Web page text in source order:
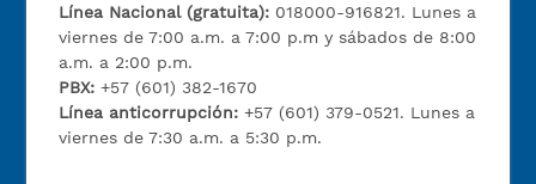
Línea Nacional (gratuita): 018000-916821. Lunes a
viernes de 7:00 a.m. a 7:00 p.m y sábados de 8:00
a.m. a 2:00 p.m.
PBX:+57 (601) 382-1670
Línea anticorrupción:+57 (601) 379-0521. Lunes a
viernes de 7:30 a.m. a 5:30 p.m.